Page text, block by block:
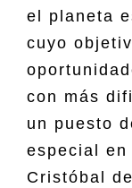
el planeta
cuyo
con más
un puesto
especial en
Cristóbal